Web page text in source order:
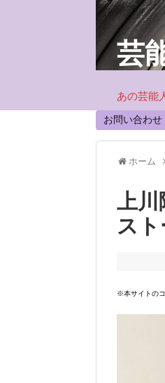
芸
あの芸能
お問い合わせ
ホーム
上
ス
※本サイトのコ